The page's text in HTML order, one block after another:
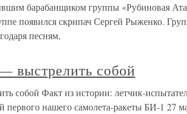
барабанщиком группы «Рубиновая
появился скрипач Сергей Рыженко.
песням,
выстрелить собой
собой Факт из истории: летчик-
первого нашего самолета-ракеты БИ-1 27